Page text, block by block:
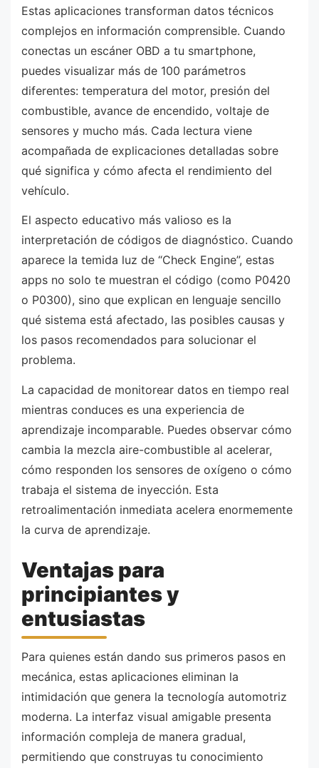
Estas aplicaciones transforman datos técnicos
complejos en información comprensible. Cuando
conectas un escáner OBD a tu smartphone,
puedes visualizar más de 100 parámetros
diferentes: temperatura del motor, presión del
combustible, avance de encendido, voltaje de
sensores y mucho más. Cada lectura viene
acompañada de explicaciones detalladas sobre
qué significa y cómo afecta el rendimiento del
vehículo.
El aspecto educativo más valioso es la
interpretación de códigos de diagnóstico. Cuando
aparece la temida luz de “Check Engine”, estas
apps no solo te muestran el código (como P0420
o P0300), sino que explican en lenguaje sencillo
qué sistema está afectado, las posibles causas y
los pasos recomendados para solucionar el
problema.
La capacidad de monitorear datos en tiempo real
mientras conduces es una experiencia de
aprendizaje incomparable. Puedes observar cómo
cambia la mezcla aire-combustible al acelerar,
cómo responden los sensores de oxígeno o cómo
trabaja el sistema de inyección. Esta
retroalimentación inmediata acelera enormemente
la curva de aprendizaje.
Ventajas para
principiantes y
entusiastas
Para quienes están dando sus primeros pasos en
mecánica, estas aplicaciones eliminan la
intimidación que genera la tecnología automotriz
moderna. La interfaz visual amigable presenta
información compleja de manera gradual,
permitiendo que construyas tu conocimiento